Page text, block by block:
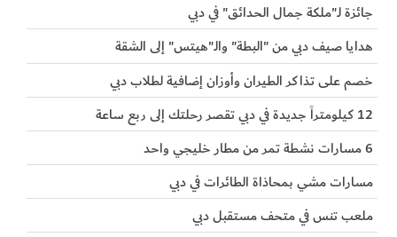
جائزة لـ"ملكة جمال الحدائق" في دبي
هدايا صيف دبي من "البطة" والـ"هيتس" إلى الشقة
خصم على تذاكر الطيران وأوزان إضافية لطلاب دبي
12 كيلومتراً جديدة في دبي تقصر رحلتك إلى ربع ساعة
6 مسارات نشطة تمر من مطار خليجي واحد
مسارات مشي بمحاذاة الطائرات في دبي
ملعب تنس في متحف مستقبل دبي